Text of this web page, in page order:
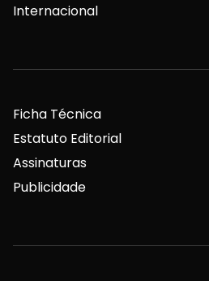
Internacional
Ficha Técnica
Estatuto Editorial
Assinaturas
Publicidade